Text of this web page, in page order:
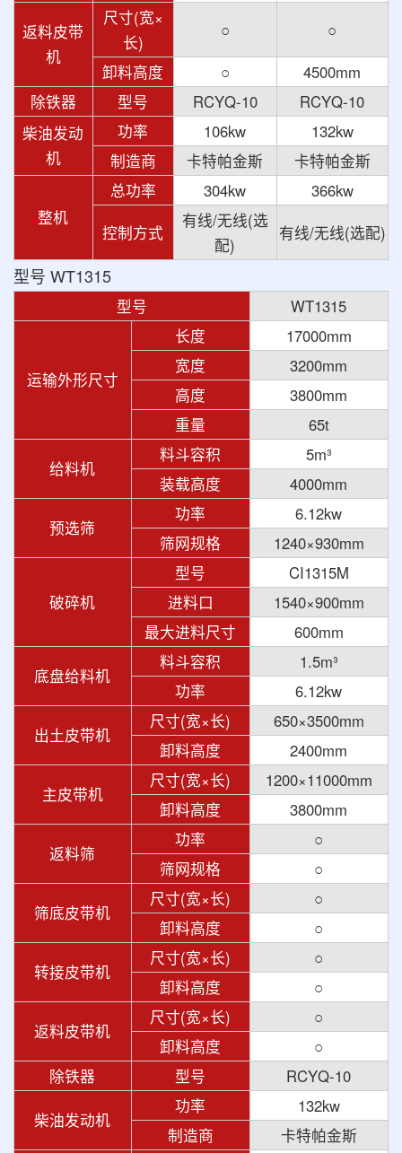
返料皮带
机
尺寸(宽×
长)
○
○
卸料高度
○
4500mm
除铁器
型号 RCYQ-10
RCYQ-10
柴油发动
机
功率 106kw
132kw
制造商
卡特帕金斯 卡特帕金斯
整机
总功率 304kw
366kw
控制方式
有线/无线(选
配)
有线/无线(选配)
型号 WT1315
型号 WT1315
运输外形尺寸
长度
17000mm
宽度
3200mm
高度
3800mm
重量
65t
给料机
料斗容积
5m³
装载高度
4000mm
预选筛
功率
6.12kw
筛网规格
1240×930mm
破碎机
型号
CI1315M
进料口
1540×900mm
最大进料尺寸
600mm
底盘给料机
料斗容积
1.5m³
功率
6.12kw
出土皮带机
尺寸(宽×长)
650×3500mm
卸料高度
2400mm
主皮带机
尺寸(宽×长)
1200×11000mm
卸料高度
3800mm
返料筛
功率
○
筛网规格
○
筛底皮带机
尺寸(宽×长)
○
卸料高度
○
转接皮带机
尺寸(宽×长)
○
卸料高度
○
返料皮带机
尺寸(宽×长)
○
卸料高度
○
除铁器
型号 RCYQ-10
柴油发动机
功率
132kw
制造商
卡特帕金斯